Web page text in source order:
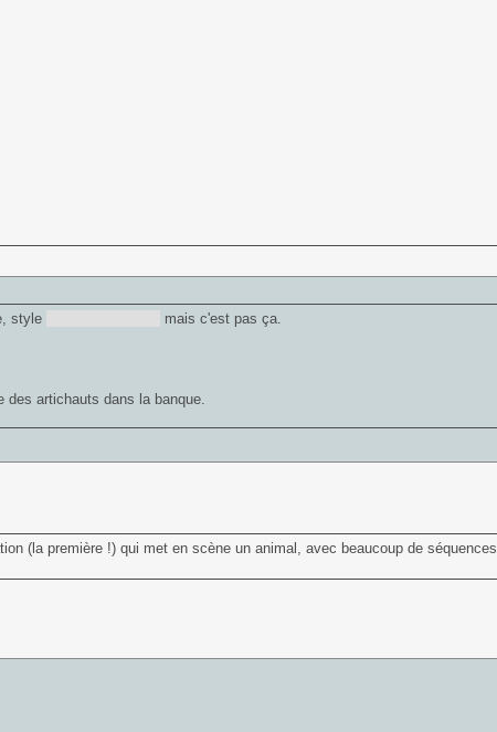
style mais c'est pas ça.
des artichauts dans la banque.
(la première !) qui met en scène un animal, avec beaucoup de séquences